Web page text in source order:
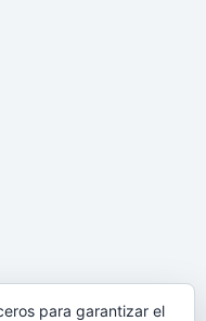
para garantizar el